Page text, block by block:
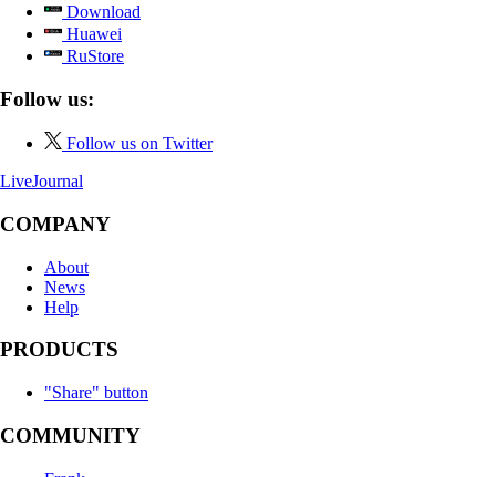
Download
Huawei
RuStore
Follow us:
Follow us on Twitter
LiveJournal
COMPANY
About
News
Help
PRODUCTS
"Share" button
COMMUNITY